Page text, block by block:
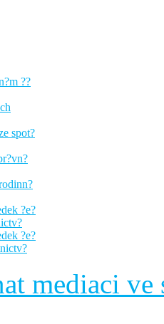
??
spot?
?e?
?e?
mediaci ve